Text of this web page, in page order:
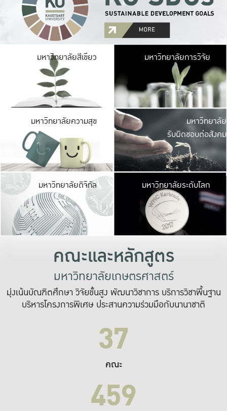
มหาวิทยาลัยสีเขียว มหาวิ
มีพื้นที่เขียวสดใส
เป็นป่าในเมือง เกษต
มหาวิทยาลัยการวิจัย
มหาวิทยาลัยความสุข มหาวิ
ค
เปิดประ
และพบเรื่องราวใ
มหาวิทยาลัย
รับผิดชอบต่อสังคม
มหาวิทยาลัยดิจิทัล มหาวิ
เปลี่ยนแปลง แล
เพื่อทำง
ระบบสารสนเทศ
มหาวิทยาลัยระดับโลก
คณะและหลักสูตร
มหาวิทยาลัยเกษตรศาสตร์
มุ่งเน้นบัณฑิตศึกษา วิจัยขั้นสูง พัฒนาวิชาการ บริการวิชาพื้นฐาน
บริหารโครงการพิเศษ ประสานความร่วมมือกับนานาชาติ
37
คณะ
459